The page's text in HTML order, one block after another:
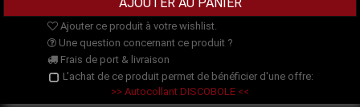
Ajouter ce produit à votre wishlist.
Une question concernant ce produit ?
Frais de port & livraison
L'achat de ce produit permet de bénéficier d'une offre:
>> Autocollant DISCOBOLE <<